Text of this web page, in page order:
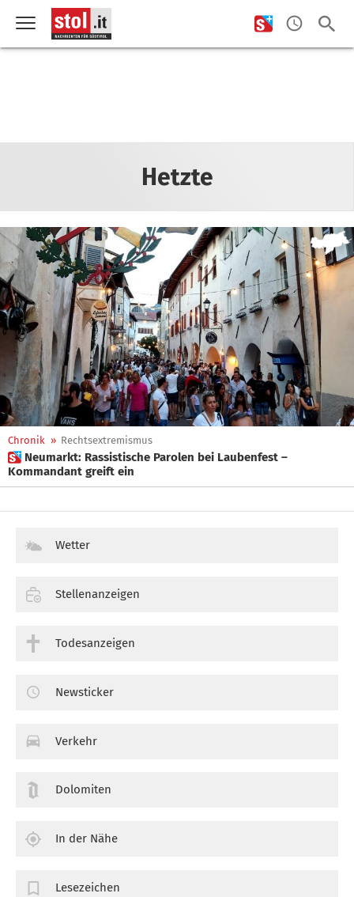
Hetzte
Chronik » Rechtsextremismus
 Neumarkt: Rassistische Parolen bei Laubenfest –
Kommandant greift ein
Wetter
Stellenanzeigen
Todesanzeigen
Newsticker
Verkehr
Dolomiten
In der Nähe
Lesezeichen